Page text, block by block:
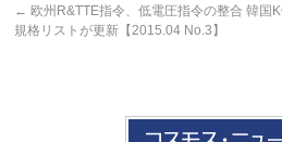
← 欧州R&TTE指令、低電圧指令の整合
規格リストが更新【2015.04 No.3】
韓国